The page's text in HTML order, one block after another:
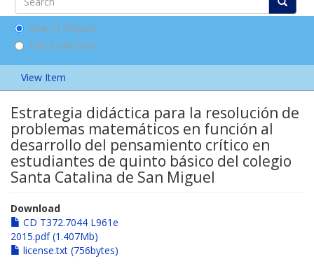
Search DSpace
This Collection
View Item
Estrategia didáctica para la resolución de
problemas matemáticos en función al
desarrollo del pensamiento crítico en
estudiantes de quinto básico del colegio
Santa Catalina de San Miguel
Download
CD T372.7044 L961e
2015.pdf (1.407Mb)
license.txt (756bytes)